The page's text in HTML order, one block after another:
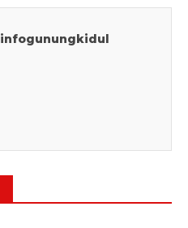
infogunungkidul